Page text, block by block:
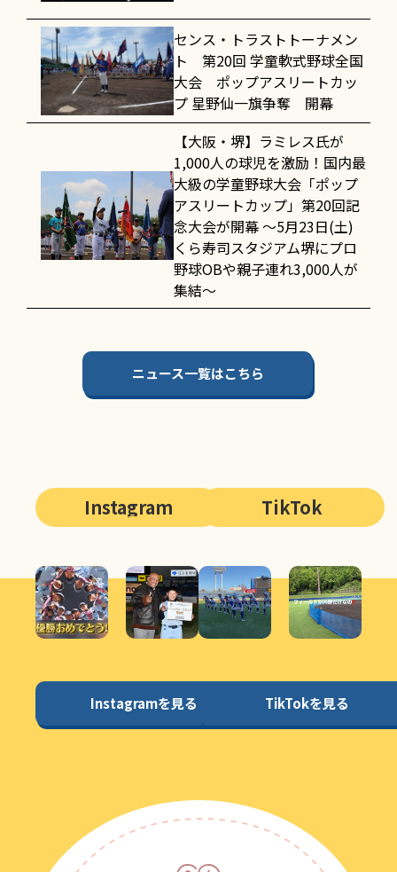
センス・トラストトーナメン
ト 第20回 学童軟式野球全国
大会 ポップアスリートカッ
プ 星野仙一旗争奪 開幕
【大阪・堺】ラミレス氏が
1,000人の球児を激励！国内最
大級の学童野球大会「ポップ
アスリートカップ」第20回記
念大会が開幕 〜5月23日(土)
くら寿司スタジアム堺にプロ
野球OBや親子連れ3,000人が
集結〜
ニュース一覧はこちら
Instagram
Instagramを見る
TikTok
TikTokを見る